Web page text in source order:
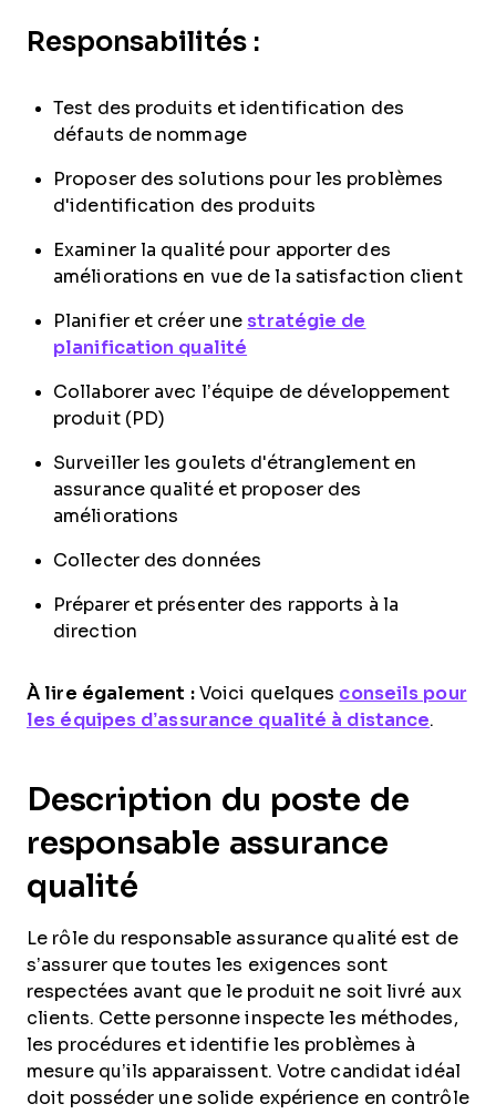
Responsabilités :
Test des produits et identification des
défauts de nommage
Proposer des solutions pour les problèmes
d'identification des produits
Examiner la qualité pour apporter des
améliorations en vue de la satisfaction client
Planifier et créer une stratégie de
planification qualité
Collaborer avec l’équipe de développement
produit (PD)
Surveiller les goulets d'étranglement en
assurance qualité et proposer des
améliorations
Collecter des données
Préparer et présenter des rapports à la
direction
À lire également :Voici quelques conseils pour
les équipes d’assurance qualité à distance.
Description du poste de
responsable assurance
qualité
Le rôle du responsable assurance qualité est de
s’assurer que toutes les exigences sont
respectées avant que le produit ne soit livré aux
clients. Cette personne inspecte les méthodes,
les procédures et identifie les problèmes à
mesure qu’ils apparaissent. Votre candidat idéal
doit posséder une solide expérience en contrôle